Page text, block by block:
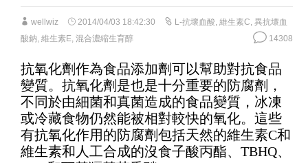
wellwiz 2014/04/03 18:42:30 L-抗壞血酸, 維生素C, 異抗壞血
酸鈉, 維生素E, 混合濃縮生育醇 14308
抗氧化劑作為食品添加劑可以幫助對抗食品
變質。抗氧化劑是也是十分重要的防腐劑，
不同於由細菌和真菌造成的食品變質，冰凍
或冷藏食物仍然能被相對較快的氧化。這些
有抗氧化作用的防腐劑包括天然的維生素C和
維生素和人工合成的沒食子酸丙酯、TBHQ、